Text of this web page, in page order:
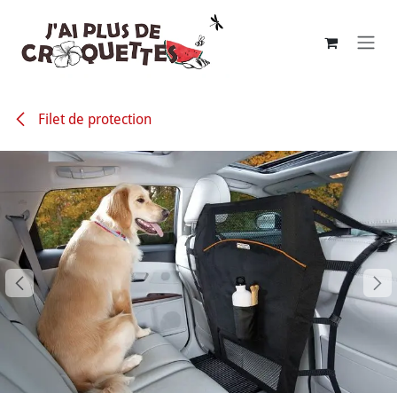
Filet de protection